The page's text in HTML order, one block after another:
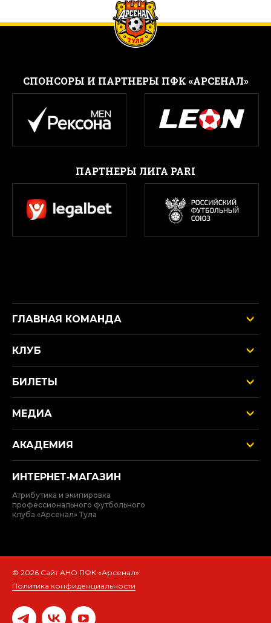
CПОНСОРЫ И ПАРТНЕРЫ ПФК «АРСЕНАЛ»
ПАРТНЕРЫ ЛИГА PARI
ГЛАВНАЯ КОМАНДА
КЛУБ
БИЛЕТЫ
МЕДИА
АКАДЕМИЯ
ИНТЕРНЕТ‑МАГАЗИН
Атрибутика и экипировка
профессионального футбольного
клуба «Арсенал» Тула
© 2026 Сайт АНО ПФК «Арсенал»
Политика конфиденциальности